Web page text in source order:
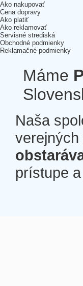
Ako nakupovať
Cena dopravy
Ako platiť
Ako reklamovať
Servisné strediská
Obchodné podmienky
Reklamačné podmienky
Máme
Naša
prístupe